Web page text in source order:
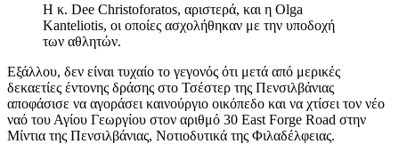
Η κ. Dee Christoforatos, αριστερά, και η Olga
Kanteliotis, οι οποίες ασχολήθηκαν με την υποδοχή
των αθλητών.
Εξάλλου, δεν είναι τυχαίο το γεγονός ότι μετά από μερικές
δεκαετίες έντονης δράσης στο Τσέστερ της Πενσιλβάνιας
αποφάσισε να αγοράσει καινούργιο οικόπεδο και να χτίσει τον νέο
ναό του Αγίου Γεωργίου στον αριθμό 30 East Forge Road στην
Μίντια της Πενσιλβάνιας, Νοτιοδυτικά της Φιλαδέλφειας.